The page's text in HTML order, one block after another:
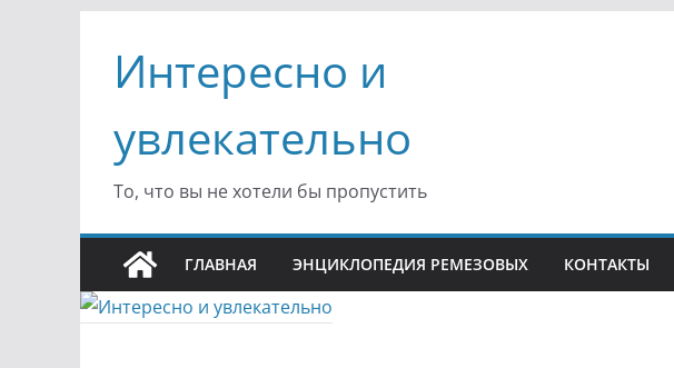
содержимому
Интересно и
увлекательно
То, что вы не хотели бы пропустить
ГЛАВНАЯ ЭНЦИКЛОПЕДИЯ РЕМЕЗОВЫХ КОНТАКТЫ